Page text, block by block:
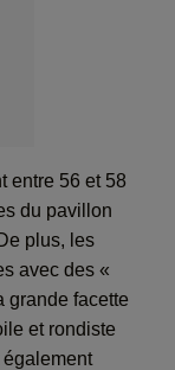
entre 56 et 58
du pavillon
plus, les
avec des «
grande facette
et rondiste